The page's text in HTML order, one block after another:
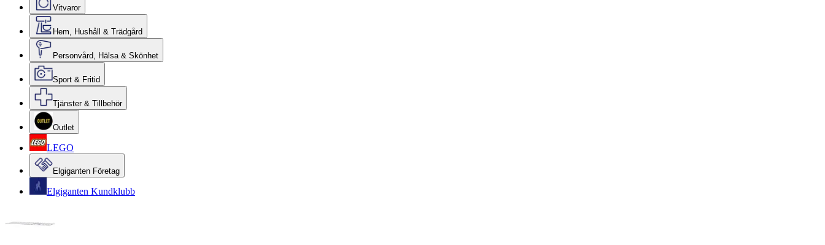
Vitvaror
Hem, Hushåll & Trädgård
Personvård, Hälsa & Skönhet
Sport & Fritid
Tjänster & Tillbehör
Outlet
LEGO
Elgiganten Företag
Elgiganten Kundklubb